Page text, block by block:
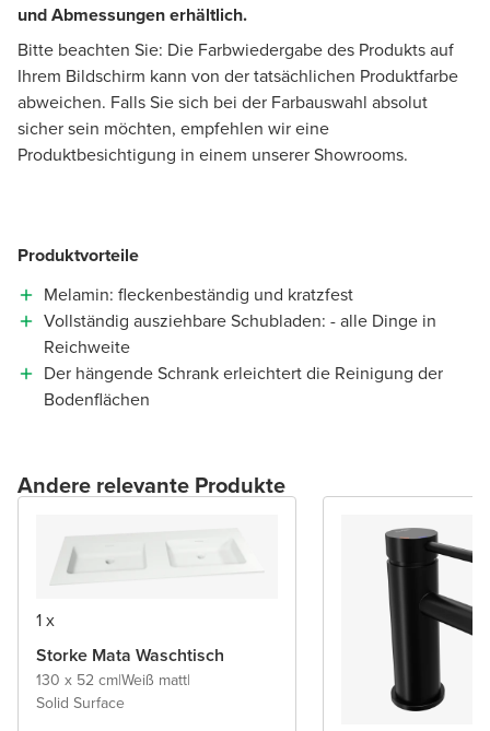
und Abmessungen erhältlich.
Bitte beachten Sie: Die Farbwiedergabe des Produkts auf
Ihrem Bildschirm kann von der tatsächlichen Produktfarbe
abweichen. Falls Sie sich bei der Farbauswahl absolut
sicher sein möchten, empfehlen wir eine
Produktbesichtigung in einem unserer Showrooms.
Produktvorteile
Melamin: fleckenbeständig und kratzfest
Vollständig ausziehbare Schubladen: - alle Dinge in
Reichweite
Der hängende Schrank erleichtert die Reinigung der
Bodenflächen
Andere relevante Produkte
1 x
Storke Mata Waschtisch
130 x 52 cm|Weiß matt|
Solid Surface